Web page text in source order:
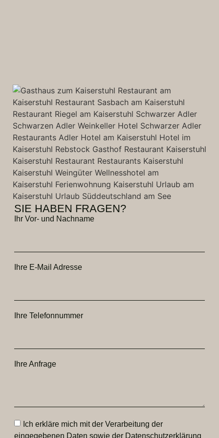
SIE HABEN FRAGEN?
Ihr Vor- und Nachname
Ihre E-Mail Adresse
Ihre Telefonnummer
Ihre Anfrage
Ich erkläre mich mit der Verarbeitung der
eingegebenen Daten sowie der Datenschutzerklärung